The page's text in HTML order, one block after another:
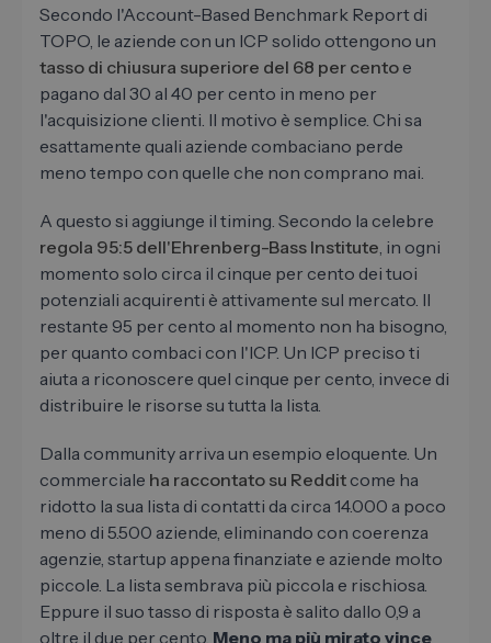
Secondo l'Account-Based Benchmark Report di
TOPO, le aziende con un ICP solido ottengono un
tasso di chiusura superiore del 68 per cento e
pagano dal 30 al 40 per cento in meno per
l'acquisizione clienti. Il motivo è semplice. Chi sa
esattamente quali aziende combaciano perde
meno tempo con quelle che non comprano mai.
A questo si aggiunge il timing. Secondo la celebre
regola 95:5 dell'Ehrenberg-Bass Institute , in ogni
momento solo circa il cinque per cento dei tuoi
potenziali acquirenti è attivamente sul mercato. Il
restante 95 per cento al momento non ha bisogno,
per quanto combaci con l'ICP. Un ICP preciso ti
aiuta a riconoscere quel cinque per cento, invece di
distribuire le risorse su tutta la lista.
Dalla community arriva un esempio eloquente. Un
commerciale ha raccontato su Reddit come ha
ridotto la sua lista di contatti da circa 14.000 a poco
meno di 5.500 aziende, eliminando con coerenza
agenzie, startup appena finanziate e aziende molto
piccole. La lista sembrava più piccola e rischiosa.
Eppure il suo tasso di risposta è salito dallo 0,9 a
oltre il due per cento. Meno ma più mirato vince